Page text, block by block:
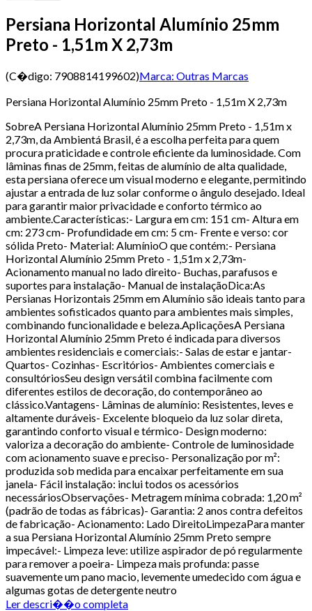
Persiana Horizontal Alumínio 25mm
Preto - 1,51m X 2,73m
(C�digo: 7908814199602)Marca: Outras Marcas
Persiana Horizontal Alumínio 25mm Preto - 1,51m X 2,73m
SobreA Persiana Horizontal Alumínio 25mm Preto - 1,51m x
2,73m, da Ambientá Brasil, é a escolha perfeita para quem
procura praticidade e controle eficiente da luminosidade. Com
lâminas finas de 25mm, feitas de alumínio de alta qualidade,
esta persiana oferece um visual moderno e elegante, permitindo
ajustar a entrada de luz solar conforme o ângulo desejado. Ideal
para garantir maior privacidade e conforto térmico ao
ambiente.Características:- Largura em cm: 151 cm- Altura em
cm: 273 cm- Profundidade em cm: 5 cm- Frente e verso: cor
sólida Preto- Material: AlumínioO que contém:- Persiana
Horizontal Alumínio 25mm Preto - 1,51m x 2,73m-
Acionamento manual no lado direito- Buchas, parafusos e
suportes para instalação- Manual de instalaçãoDica:As
Persianas Horizontais 25mm em Alumínio são ideais tanto para
ambientes sofisticados quanto para ambientes mais simples,
combinando funcionalidade e beleza.AplicaçõesA Persiana
Horizontal Alumínio 25mm Preto é indicada para diversos
ambientes residenciais e comerciais:- Salas de estar e jantar-
Quartos- Cozinhas- Escritórios- Ambientes comerciais e
consultóriosSeu design versátil combina facilmente com
diferentes estilos de decoração, do contemporâneo ao
clássico.Vantagens- Lâminas de alumínio: Resistentes, leves e
altamente duráveis- Excelente bloqueio da luz solar direta,
garantindo conforto visual e térmico- Design moderno:
valoriza a decoração do ambiente- Controle de luminosidade
com acionamento suave e preciso- Personalização por m²:
produzida sob medida para encaixar perfeitamente em sua
janela- Fácil instalação: inclui todos os acessórios
necessáriosObservações- Metragem mínima cobrada: 1,20 m²
(padrão de todas as fábricas)- Garantia: 2 anos contra defeitos
de fabricação- Acionamento: Lado DireitoLimpezaPara manter
a sua Persiana Horizontal Alumínio 25mm Preto sempre
impecável:- Limpeza leve: utilize aspirador de pó regularmente
para remover a poeira- Limpeza mais profunda: passe
suavemente um pano macio, levemente umedecido com água e
algumas gotas de detergente neutro
Ler descri��o completa